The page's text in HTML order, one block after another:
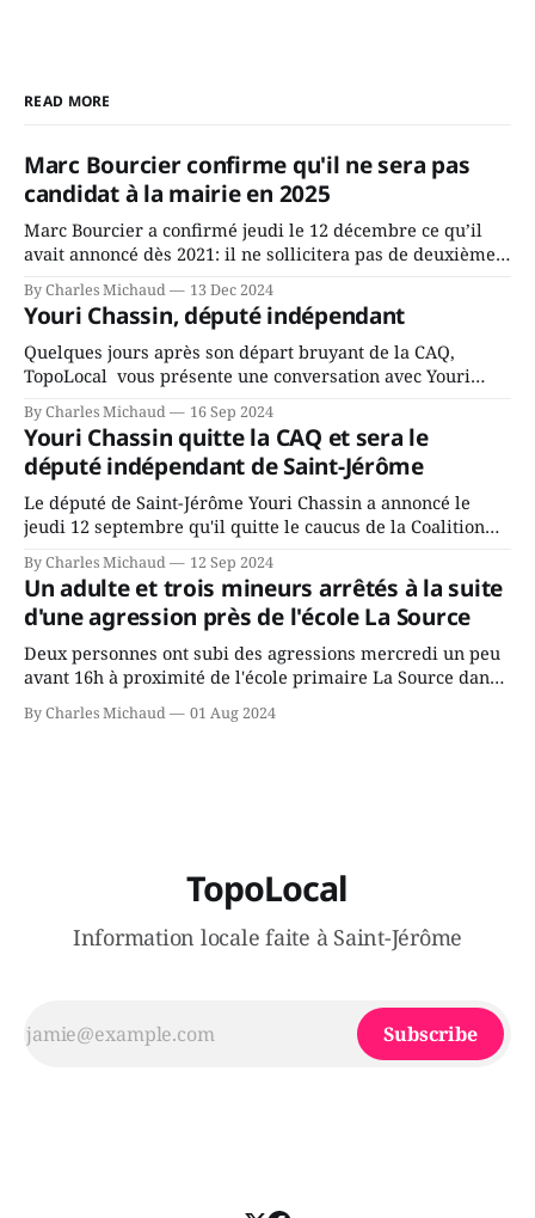
READ MORE
Marc Bourcier confirme qu'il ne sera pas
candidat à la mairie en 2025
Marc Bourcier a confirmé jeudi le 12 décembre ce qu’il
avait annoncé dès 2021: il ne sollicitera pas de deuxième
mandat à titre de maire de Saint-Jérôme. Bourcier en a
fait l’annonce en s’adressant aux employés de la ville,
rassemblés en soirée pour leur traditionnel souper
By Charles Michaud 13 Dec 2024
Youri Chassin, député indépendant
Quelques jours après son départ bruyant de la CAQ,
TopoLocal vous présente une conversation avec Youri
Chassin. Nous avons causé de sa décision. Y songeait-il
depuis longtemps? Sera-t-il candidat indépendant dans 2
ans? Joindrait-il un autre parti, par exemple les
conservateurs d’Éric Duhaime? Que lui
By Charles Michaud 16 Sep 2024
Youri Chassin quitte la CAQ et sera le
député indépendant de Saint-Jérôme
Le député de Saint-Jérôme Youri Chassin a annoncé le
jeudi 12 septembre qu'il quitte le caucus de la Coalition
Avenir Québec de François Legault parce qu'il est déçu du
gouvernement de la CAQ, surtout de son incapacité, qu'il
juge chronique, à offrir des
By Charles Michaud 12 Sep 2024
Un adulte et trois mineurs arrêtés à la suite
d'une agression près de l'école La Source
Deux personnes ont subi des agressions mercredi un peu
avant 16h à proximité de l'école primaire La Source dans
le secteur Bellefeuille de Saint-Jérôme. L'une de deux
victimes aurait été écrasée sous un véhicule et aspergée
By Charles Michaud 01 Aug 2024
TopoLocal
Information locale faite à Saint-Jérôme
Subscribe